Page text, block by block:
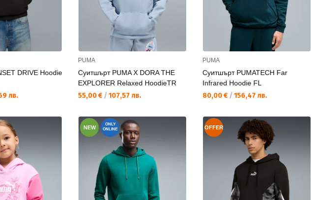
DRIVE Hoodie
лв.
PUMA
Суитшърт PUMA X DORA THE
EXPLORER Relaxed HoodieTR
Текуща цена:
55,00 € / 107,57 лв.
PUMA
Суитшърт PUMATECH Far
Infrared Hoodie FL
Текуща цена:
80,00 € / 156,47 лв.
NEW
ONLY
ONLINE
OFFER